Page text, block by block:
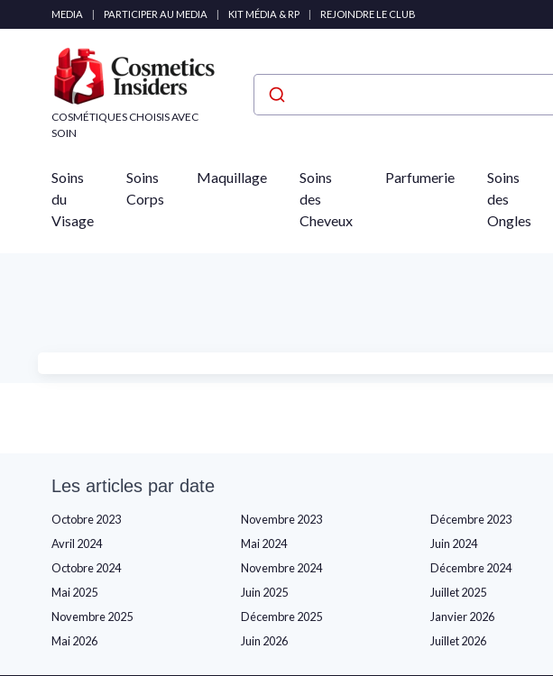
MEDIA | PARTICIPER AU MEDIA | KIT MÉDIA & RP | REJOINDRE LE CLUB
COSMÉTIQUES CHOISIS AVEC
SOIN
Soins
du
Visage
Soins
Corps
Maquillage
Soins
des
Cheveux
Parfumerie
Soins
des
Ongles
Les articles par date
Octobre 2023 Novembre 2023 Décembre 2023
Avril 2024
Mai 2024 Juin 2024
Octobre 2024
Novembre 2024 Décembre 2024
Mai 2025
Juin 2025 Juillet 2025
Novembre 2025
Décembre 2025 Janvier 2026
Mai 2026
Juin 2026 Juillet 2026
Panneau de gestion des cookies